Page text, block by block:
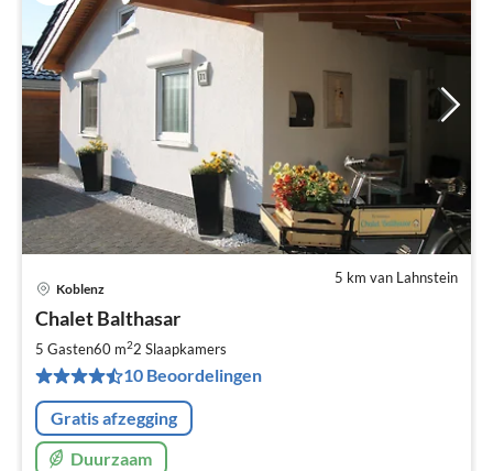
5 km van Lahnstein
Koblenz
Chalet Balthasar
5 Gasten60 m22 Slaapkamers
10 Beoordelingen
Gratis afzegging
Duurzaam